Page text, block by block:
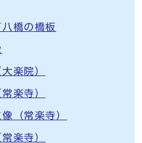
橋の橋板
楽院）
楽寺）
（常楽寺）
楽寺）